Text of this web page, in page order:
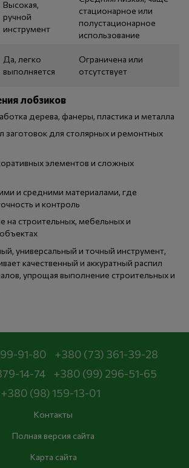
Высокая,
ручной
инструмент
стационарное или
полустационарное
использование
Да, легко
выполняется
Ограничена или
отсутствует
лобзиков
дерева, фанеры, пластика и металла
заготовок для столярных и ремонтных
элементов и сложных
и средними материалами, где
и контроль
на строительных, мебельных и
универсальный и точный инструмент,
качественный и аккуратный распил
упрощая выполнение строительных и
91-80
+380 (73) 361-39-28
14-74
+380 (99) 296-51-65
+380 (98) 159-13-01
Контакты
Полная версия сайта
Карта сайта